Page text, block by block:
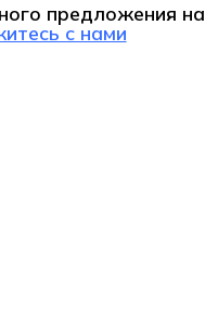
предложения на
с нами